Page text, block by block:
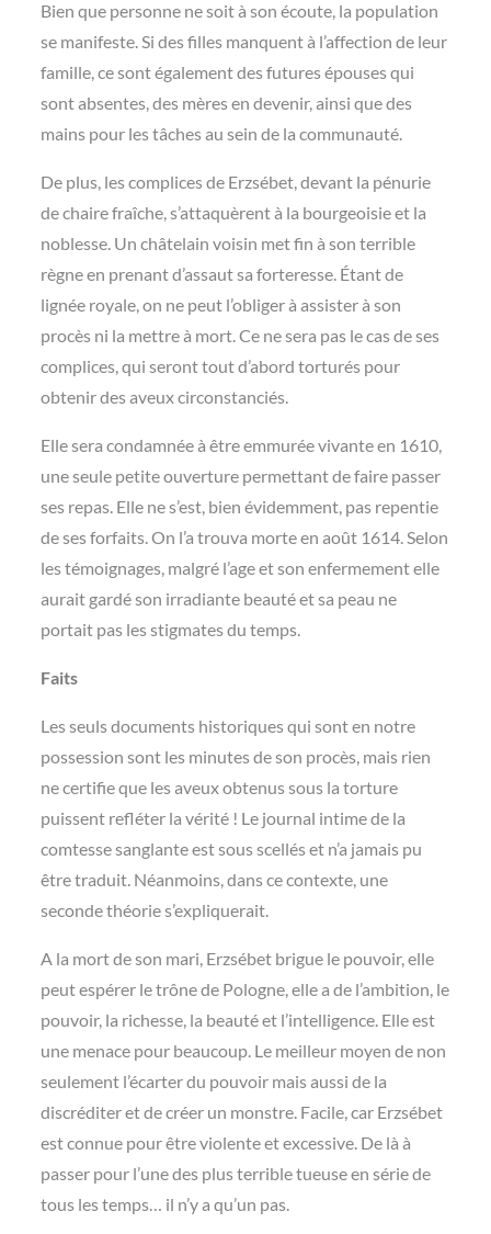
Bien que personne ne soit à son écoute, la population
se manifeste. Si des filles manquent à l’affection de leur
famille, ce sont également des futures épouses qui
sont absentes, des mères en devenir, ainsi que des
mains pour les tâches au sein de la communauté.
De plus, les complices de Erzsébet, devant la pénurie
de chaire fraîche, s’attaquèrent à la bourgeoisie et la
noblesse. Un châtelain voisin met fin à son terrible
règne en prenant d’assaut sa forteresse. Étant de
lignée royale, on ne peut l’obliger à assister à son
procès ni la mettre à mort. Ce ne sera pas le cas de ses
complices, qui seront tout d’abord torturés pour
obtenir des aveux circonstanciés.
Elle sera condamnée à être emmurée vivante en 1610,
une seule petite ouverture permettant de faire passer
ses repas. Elle ne s’est, bien évidemment, pas repentie
de ses forfaits. On l’a trouva morte en août 1614. Selon
les témoignages, malgré l’age et son enfermement elle
aurait gardé son irradiante beauté et sa peau ne
portait pas les stigmates du temps.
Faits
Les seuls documents historiques qui sont en notre
possession sont les minutes de son procès, mais rien
ne certifie que les aveux obtenus sous la torture
puissent refléter la vérité ! Le journal intime de la
comtesse sanglante est sous scellés et n’a jamais pu
être traduit. Néanmoins, dans ce contexte, une
seconde théorie s’expliquerait.
A la mort de son mari, Erzsébet brigue le pouvoir, elle
peut espérer le trône de Pologne, elle a de l’ambition, le
pouvoir, la richesse, la beauté et l’intelligence. Elle est
une menace pour beaucoup. Le meilleur moyen de non
seulement l’écarter du pouvoir mais aussi de la
discréditer et de créer un monstre. Facile, car Erzsébet
est connue pour être violente et excessive. De là à
passer pour l’une des plus terrible tueuse en série de
tous les temps… il n’y a qu’un pas.